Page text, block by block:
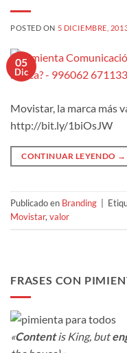
POSTED ON 5 DICIEMBRE,
05
Dic
Movistar, la marca más
http://bit.ly/1biOsJW
CONTINUAR LEYENDO →
Publicado en Branding
Movistar,valor
FRASES CON
«Contentis King, but